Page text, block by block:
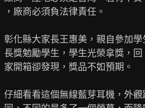
，廠商必須負法律責任。
彰化縣大家長王惠美，親自參加
長獎勉勵學生，學生光榮拿獎，回
家開箱卻發現，獎品不如預期。
仔細看看這個無線藍芽耳機，外